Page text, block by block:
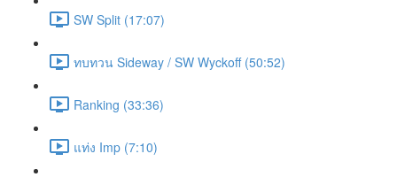
SW Split (17:07)
ทบทวน Sideway / SW Wyckoff (50:52)
Ranking (33:36)
แท่ง Imp (7:10)